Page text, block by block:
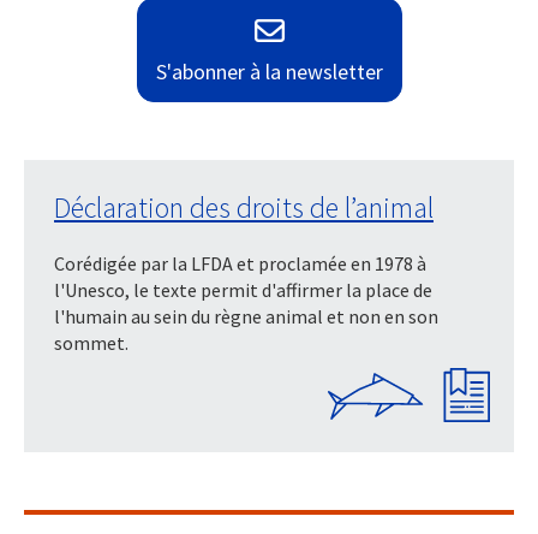
S'abonner à la newsletter
Déclaration des droits de l’animal
Corédigée par la LFDA et proclamée en 1978 à
l'Unesco, le texte permit d'affirmer la place de
l'humain au sein du règne animal et non en son
sommet.